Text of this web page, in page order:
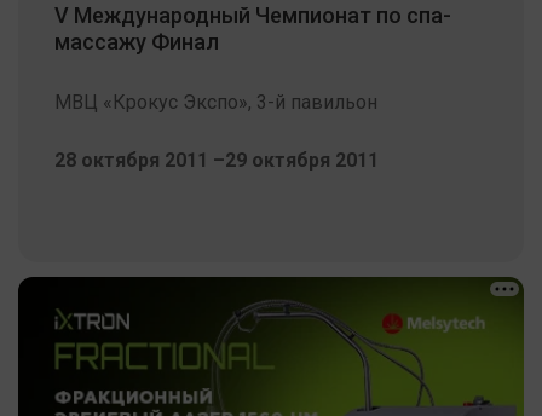
V Международный Чемпионат по спа-
массажу Финал
МВЦ «Крокус Экспо», 3-й павильон
28 октября 2011 –29 октября 2011